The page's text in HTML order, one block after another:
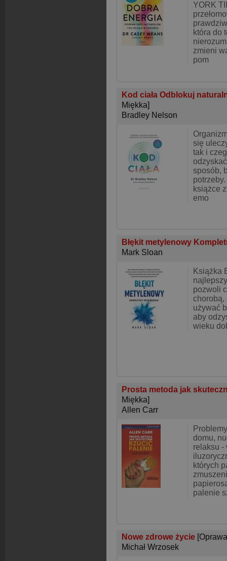
YORK
która do
zmieni
pom
Kod ciała Odblokuj
Miękka]
Bradley Nelson
się
tak i
sposób,
książce
emo
Błękit metylenowy
Mark Sloan
Książka
pozwoli
chorobą,
używać
aby
wieku
Prosta metoda jak
Miękka]
Allen Carr
domu,
relaksu -
których
palenie
Nowe zdrowe życie
Michał Wrzosek